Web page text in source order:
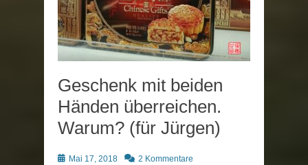
Geschenk mit beiden
Händen überreichen.
Warum? (für Jürgen)
PostedMai 17, 2018 2 Kommentare